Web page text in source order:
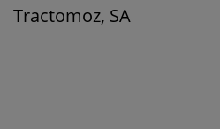
Tractomoz, SA